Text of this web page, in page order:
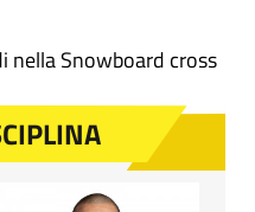
nella Snowboard cross